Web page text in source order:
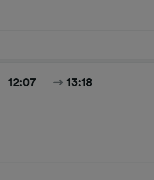
12:07 13:18